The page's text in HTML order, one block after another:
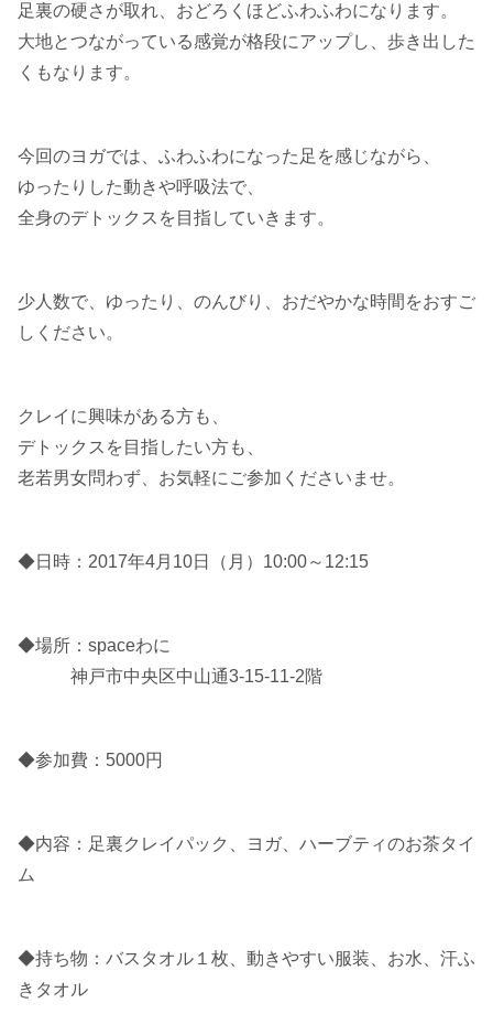
足裏の硬さが取れ、おどろくほどふわふわになります。
大地とつながっている感覚が格段にアップし、歩き出した
くもなります。
今回のヨガでは、ふわふわになった足を感じながら、
ゆったりした動きや呼吸法で、
全身のデトックスを目指していきます。
少人数で、ゆったり、のんびり、おだやかな時間をおすご
しください。
クレイに興味がある方も、
デトックスを目指したい方も、
老若男女問わず、お気軽にご参加くださいませ。
◆日時：2017年4月10日（月）10:00～12:15
◆場所：spaceわに
神戸市中央区中山通3-15-11-2階
◆参加費：5000円
◆内容：足裏クレイパック、ヨガ、ハーブティのお茶タイ
ム
◆持ち物：バスタオル１枚、動きやすい服装、お水、汗ふ
きタオル